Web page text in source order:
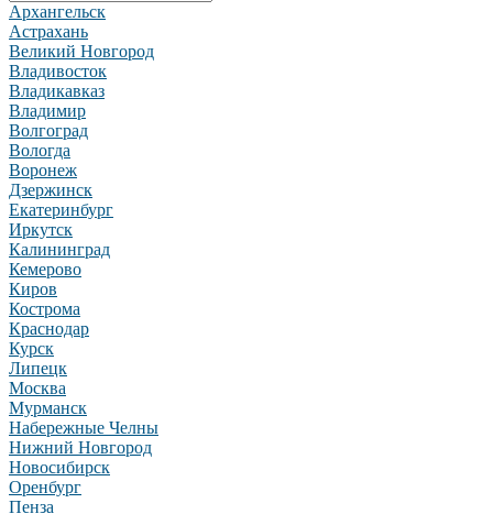
Архангельск
Астрахань
Великий Новгород
Владивосток
Владикавказ
Владимир
Волгоград
Вологда
Воронеж
Дзержинск
Екатеринбург
Иркутск
Калининград
Кемерово
Киров
Кострома
Краснодар
Курск
Липецк
Москва
Мурманск
Набережные Челны
Нижний Новгород
Новосибирск
Оренбург
Пенза